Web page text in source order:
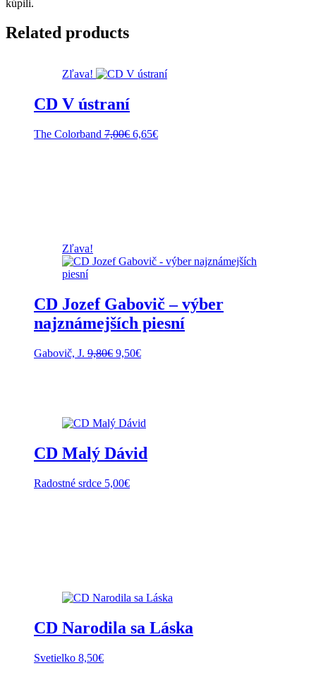
kúpili.
Related products
Zľava!
CD V ústraní
The Colorband 7,00€ Pôvodná
6,65€Aktuálna
Zľava!
CD Jozef Gabovič – výber
najznámejších piesní
Gabovič, J. 9,80€ Pôvodná
9,50€Aktuálna
CD Malý Dávid
Radostné srdce 5,00€
CD Narodila sa Láska
Svetielko 8,50€